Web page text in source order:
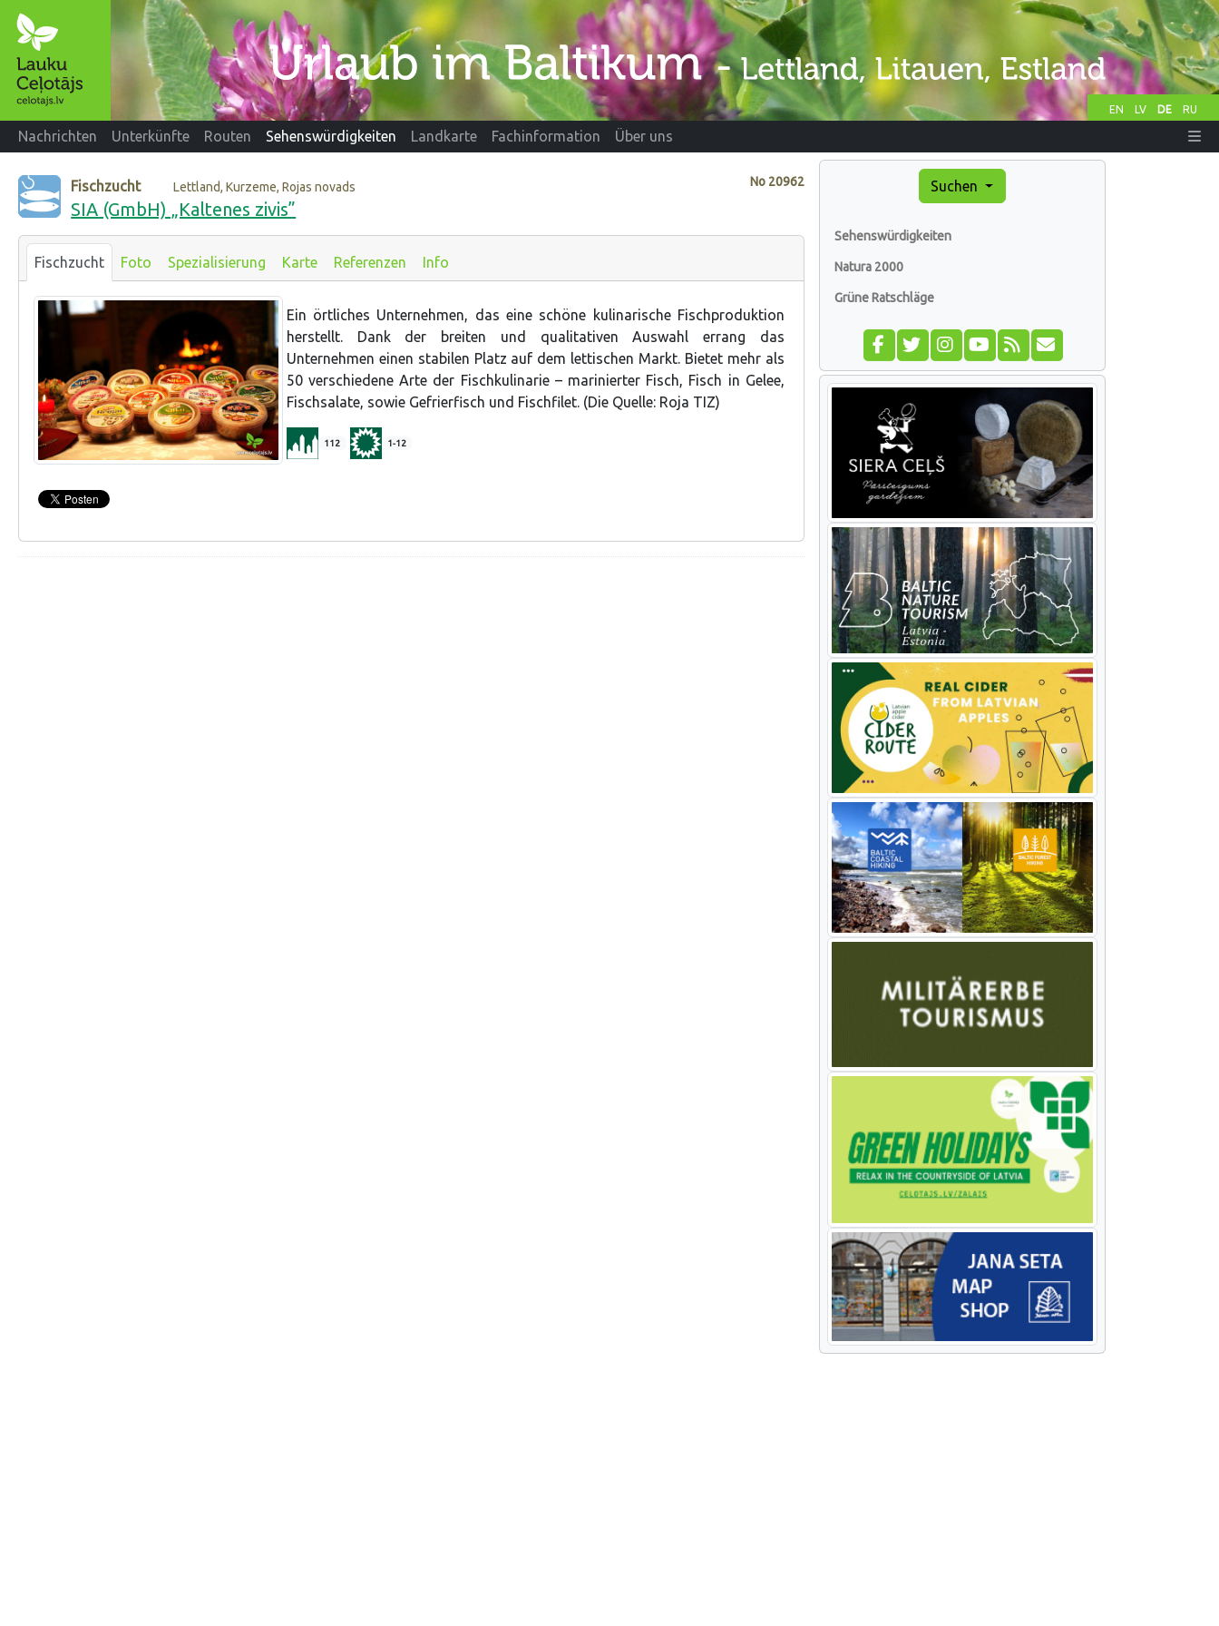
EN LV DE RU
Nachrichten Unterkünfte Routen Sehenswürdigkeiten Landkarte Fachinformation Über uns
No 20962
Fischzucht Lettland, Kurzeme, Rojas novads
SIA (GmbH) „Kaltenes zivis”
Fischzucht Foto Spezialisierung Karte Referenzen Info
Ein örtliches Unternehmen, das eine schöne kulinarische Fischproduktion
herstellt. Dank der breiten und qualitativen Auswahl errang das
Unternehmen einen stabilen Platz auf dem lettischen Markt. Bietet mehr als
50 verschiedene Arte der Fischkulinarie – marinierter Fisch, Fisch in Gelee,
Fischsalate, sowie Gefrierfisch und Fischfilet. (Die Quelle: Roja TIZ)
112 1-12
Suchen
Sehenswürdigkeiten
Natura 2000
Grüne Ratschläge